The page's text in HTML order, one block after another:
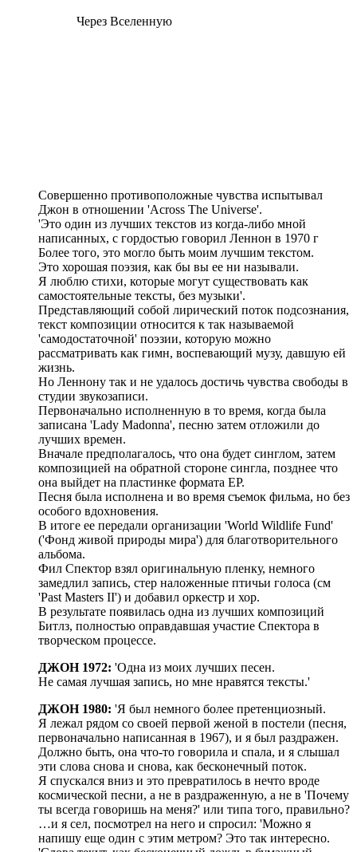
Через Вселенную
Совершенно противоположные чувства испытывал
Джон в отношении 'Across The Universe'.
'Это один из лучших текстов из когда-либо мной
написанных, с гордостью говорил Леннон в 1970 г
Более того, это могло быть моим лучшим текстом.
Это хорошая поэзия, как бы вы ее ни называли.
Я люблю стихи, которые могут существовать как
самостоятельные тексты, без музыки'.
Представляющий собой лирический поток подсознания,
текст композиции относится к так называемой
'самодостаточной' поэзии, которую можно
рассматривать как гимн, воспевающий музу, давшую ей
жизнь.
Но Леннону так и не удалось достичь чувства свободы в
студии звукозаписи.
Первоначально исполненную в то время, когда была
записана 'Lady Madonna', песню затем отложили до
лучших времен.
Вначале предполагалось, что она будет синглом, затем
композицией на обратной стороне сингла, позднее что
она выйдет на пластинке формата EP.
Песня была исполнена и во время съемок фильма, но без
особого вдохновения.
В итоге ее передали организации 'World Wildlife Fund'
('Фонд живой природы мира') для благотворительного
альбома.
Фил Спектор взял оригинальную пленку, немного
замедлил запись, стер наложенные птичьи голоса (см
'Past Masters II') и добавил оркестр и хор.
В результате появилась одна из лучших композиций
Битлз, полностью оправдавшая участие Спектора в
творческом процессе.
ДЖОН 1972: 'Одна из моих лучших песен.
Не самая лучшая запись, но мне нравятся тексты.'
ДЖОН 1980: 'Я был немного более претенциозный.
Я лежал рядом со своей первой женой в постели (песня,
первоначально написанная в 1967), и я был раздражен.
Должно быть, она что-то говорила и спала, и я слышал
эти слова снова и снова, как бесконечный поток.
Я спускался вниз и это превратилось в нечто вроде
космической песни, а не в раздраженную, а не в 'Почему
ты всегда говоришь на меня?' или типа того, правильно?
…и я сел, посмотрел на него и спросил: 'Можно я
напишу еще один с этим метром? Это так интересно.